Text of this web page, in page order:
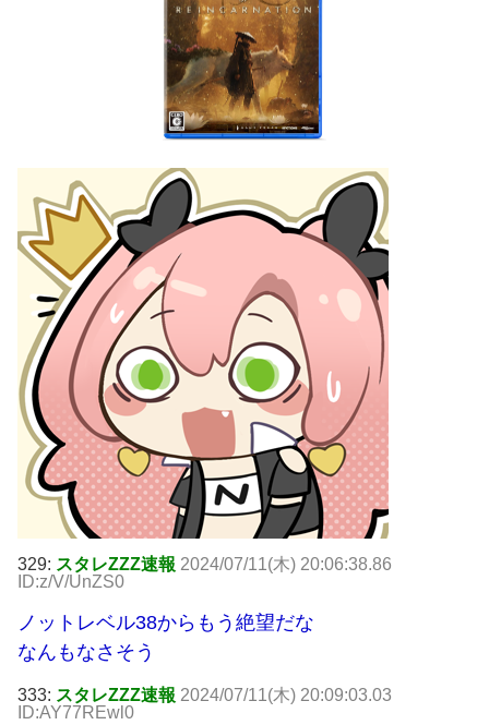
329: スタレZZZ速報 2024/07/11(木) 20:06:38.86
ID:z/V/UnZS0
ノットレベル38からもう絶望だな
なんもなさそう
333: スタレZZZ速報 2024/07/11(木) 20:09:03.03
ID:AY77REwl0